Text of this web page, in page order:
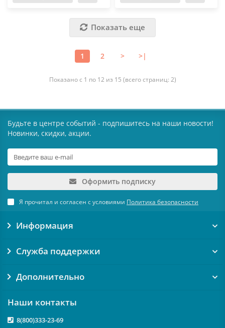
Показать еще
1 2 > >|
Показано с 1 по 12 из 15 (всего страниц: 2)
Будьте в центре событий - подпишитесь на наши новости!
Новинки, скидки, акции.
Оформить подписку
Я прочитал и согласен с условиями Политика безопасности
Информация
Служба поддержки
Дополнительно
Наши контакты
8(800)333-23-69